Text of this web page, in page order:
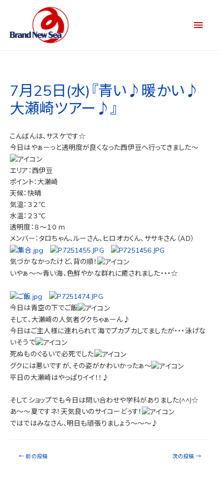
7月25日(水)『青い♪暖かい♪
大瀬崎ツアー♪』
こんばんは、サスケです☆
今日はやぁーっと透明度が良くなった西伊豆へ行ってきました～
エリア：西伊豆
ポイント：大瀬崎
天候：快晴
気温：３２℃
水温：２３℃
透明度：８～１０ｍ
メンバー：タロちゃん、ルーさん、ヒロオカくん、ササキさん（ＡＤ）
気づかなかったけど、背の順！
いやぁ～～青い海、色鮮やかな群れに癒されました・・・☆
今日は青空の下でご飯
そして、大瀬崎の人気者グクちゃぁーん♪
今日はご主人様に連れられて海でプカプカしてましたが・・・泳げな
いそうで
死ぬものぐるいで必死でした
グクには悪いですが、その姿がかわいかったぁ～
平日の大瀬崎はやっぱりイイ！！♪
そしてショップでも今日は問い合わせや学科がありました(^^)☆
あ～～夏ですネ！天気良いのサイコーどぅす！
ではではみなさん、明日も頑張りましょう～～～♪
← 前の投稿 次の投稿 →